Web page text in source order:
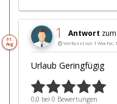
01.
Aug
1 Antwort
Verfasst vor 1 Woche,
Urlaub Geringfügig
0,0 bei 0 Bewertungen